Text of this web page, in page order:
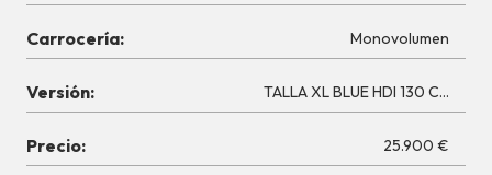
Carrocería: Monovolumen
Versión: TALLA XL BLUE HDI 130 CV EAT8
Precio: 25.900 €